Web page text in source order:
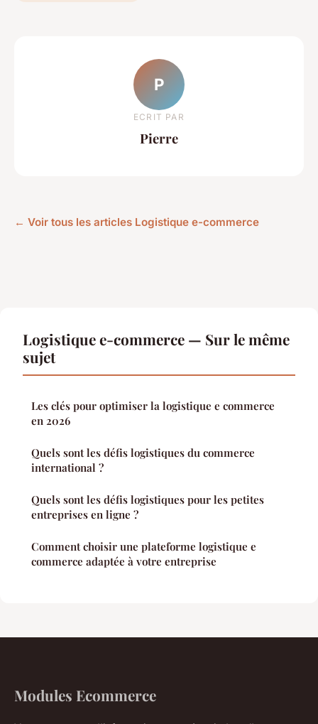
P
ECRIT PAR
Pierre
← Voir tous les articles Logistique e-commerce
Logistique e-commerce — Sur le même
sujet
Les clés pour optimiser la logistique e commerce
en 2026
Quels sont les défis logistiques du commerce
international ?
Quels sont les défis logistiques pour les petites
entreprises en ligne ?
Comment choisir une plateforme logistique e
commerce adaptée à votre entreprise
Modules Ecommerce